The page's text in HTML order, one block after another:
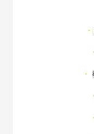
·
·